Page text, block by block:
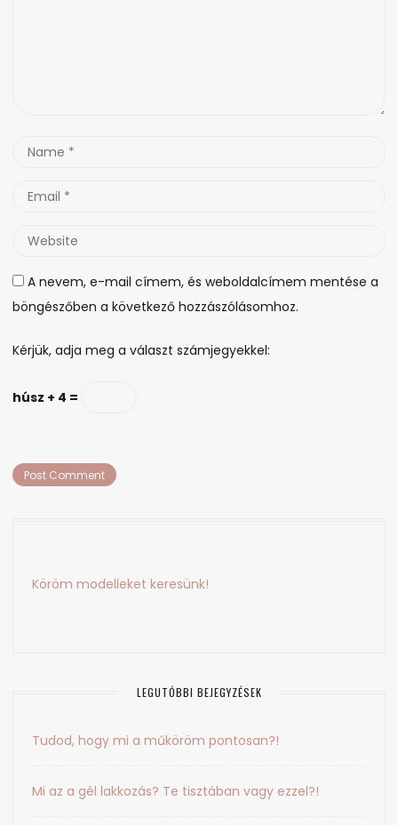
Name
Email
Website
A nevem, e-mail címem, és weboldalcímem mentése a
böngészőben a következő hozzászólásomhoz.
Kérjük, adja meg a választ számjegyekkel:
húsz + 4 =
Köröm modelleket keresünk!
LEGUTÓBBI BEJEGYZÉSEK
Tudod, hogy mi a műköröm pontosan?!
Mi az a gél lakkozás? Te tisztában vagy ezzel?!